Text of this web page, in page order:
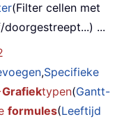
(Filter cellen met
...
,Specifieke
Grafiektypen(Gantt-
formules(Leeftijd